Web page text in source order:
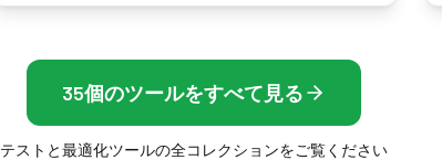
35個のツールをすべて見る
テストと最適化ツールの全コレクションをご覧ください